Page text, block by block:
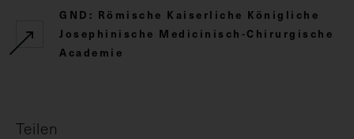
GND: Römische Kaiserliche Königliche
Josephinische Medicinisch-Chirurgische
Academie
Teilen